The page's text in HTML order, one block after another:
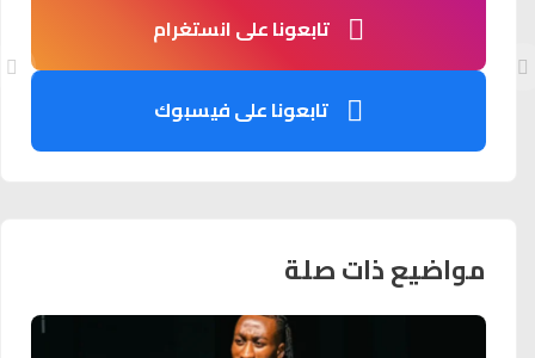
تابعونا على انستغرام
تابعونا على فيسبوك
مواضيع ذات صلة